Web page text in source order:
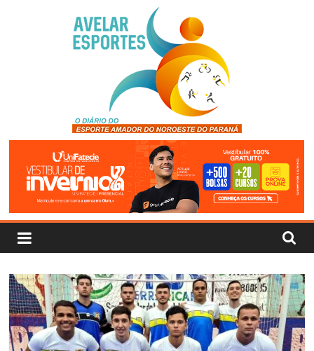
Avelar
Esportes
O
Diário
Esporte
Amador
do
Noroeste
do